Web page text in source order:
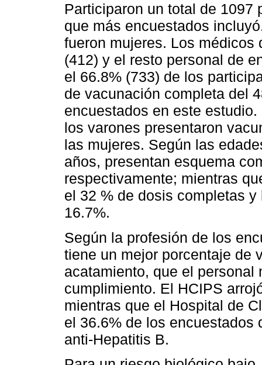
Participaron un total de 1097
que más encuestados
fueron mujeres. Los médicos
(412) y el resto personal de
el 66.8% (733) de los
de vacunación completa del
encuestados en este
los varones presentaron
las mujeres. Según las
años, presentan esquema
respectivamente; mientras
el 32 % de dosis completas
16.7%.
Según la profesión de los
tiene un mejor porcentaje de
acatamiento, que el
cumplimiento. El HCIPS
mientras que el Hospital de
el 36.6% de los encuestados
anti-Hepatitis B.